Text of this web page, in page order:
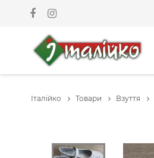
Італійко Товари Взуття